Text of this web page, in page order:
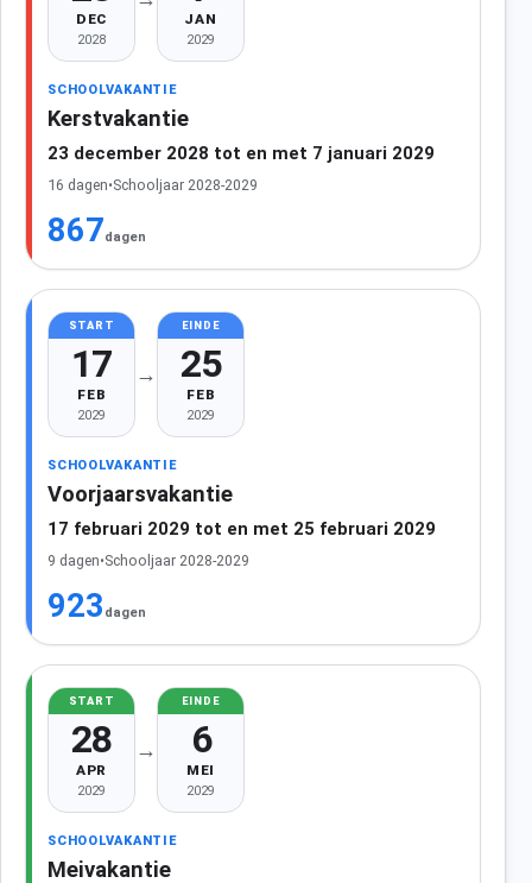
DEC
2028
JAN
2029
SCHOOLVAKANTIE
Kerstvakantie
23 december 2028 tot en met 7 januari 2029
16 dagen•Schooljaar 2028-2029
867dagen
START
17
FEB
2029
→
EINDE
25
FEB
2029
SCHOOLVAKANTIE
Voorjaarsvakantie
17 februari 2029 tot en met 25 februari 2029
9 dagen•Schooljaar 2028-2029
923 dagen
START
28
APR
2029
→
EINDE
6
MEI
2029
SCHOOLVAKANTIE
Meivakantie